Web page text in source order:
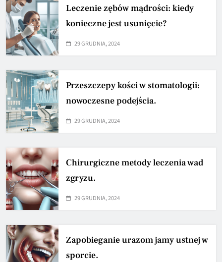
Leczenie zębów mądrości: kiedy
konieczne jest usunięcie?
29 GRUDNIA, 2024
Przeszczepy kości w stomatologii:
nowoczesne podejścia.
29 GRUDNIA, 2024
Chirurgiczne metody leczenia wad
zgryzu.
29 GRUDNIA, 2024
Zapobieganie urazom jamy ustnej w
sporcie.